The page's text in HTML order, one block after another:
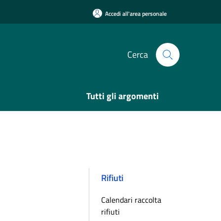
Accedi all'area personale
Cerca
Tutti gli argomenti
Rifiuti
Calendari raccolta
rifiuti